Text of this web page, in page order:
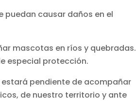
causar daños en el
mascotas en ríos y quebradas.
especial protección.
estará pendiente de acompañar
de nuestro territorio y ante